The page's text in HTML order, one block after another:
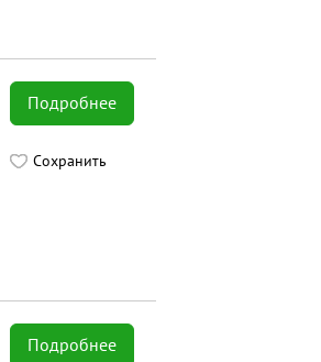
Подробнее
Сохранить
Подробнее